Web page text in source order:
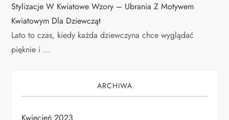
Stylizacje W Kwiatowe Wzory – Ubrania Z Motywem
Kwiatowym Dla Dziewcząt
Lato to czas, kiedy każda dziewczyna chce wyglądać
pięknie i …
ARCHIWA